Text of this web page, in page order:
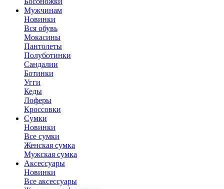
Мужчинам
Новинки
Вся обувь
Мокасины
Пантолеты
Полуботинки
Сандалии
Ботинки
Угги
Кеды
Лоферы
Кроссовки
Сумки
Новинки
Все сумки
Женская сумка
Мужская сумка
Аксессуары
Новинки
Все аксессуары